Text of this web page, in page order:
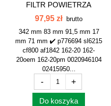
FILTR POWIETRZA
WEWNĘTRZNY...
97,95 zł
brutto
342 mm 83 mm 91,5 mm 17
mm 71 mm ✔️ p776694 sl6215
cf800 af1842 162-20 162-
20oem 162-20pm 0020946104
02415950...
- +
Do koszyka